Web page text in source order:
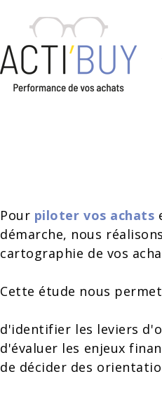
Pour piloter vos achats
démarche, nous
cartographie de vos
Cette étude nous
d'identifier les leviers
d'évaluer les enjeux
de décider des